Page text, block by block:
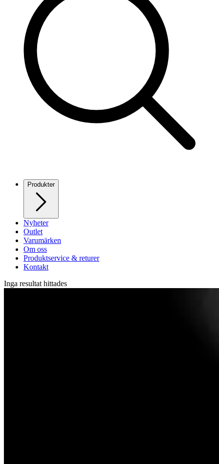
Produkter
Nyheter
Outlet
Varumärken
Om oss
Produktservice & returer
Kontakt
Inga resultat hittades